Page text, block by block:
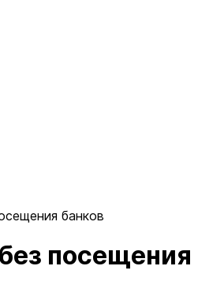
банков
посещения